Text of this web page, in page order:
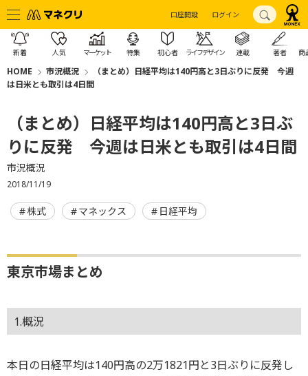
口座開設 ログイン
新着 人気 マーケット 特集 初心者 ライフデザイン 連載 著者 商
HOME 市況概況
（まとめ）日経平均は140円高と3日ぶりに反発 今週
は日米とも取引は4日間
（まとめ）日経平均は140円高と3日ぶ
りに反発 今週は日米とも取引は4日間
市況概況
2018/11/19
株式 マネックス 日経平均
東京市場まとめ
1.概況
本日の日経平均は140円高の2万1821円と3日ぶりに反発し